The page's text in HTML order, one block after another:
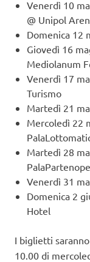
Venerdì 10
@ Unipol
Domenica 12
Giovedì 16
Mediolanum
Venerdì 17
Turismo
Martedì 21
Mercoledì 22
Martedì 28
PalaPartenope
Venerdì 31
Domenica 2
Hotel
I biglietti
10.00 di